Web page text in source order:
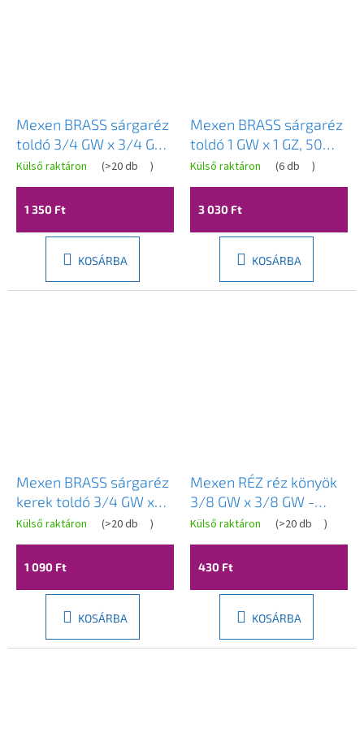
Mexen BRASS sárgaréz
toldó 3/4 GW x 3/4 GZ,
40 mm - W97415-
3434-40
Külső raktáron (>20 db )
1 350 Ft
KOSÁRBA
Mexen BRASS sárgaréz
toldó 1 GW x 1 GZ, 50
mm - W97415-1010-50
Külső raktáron (6 db )
3 030 Ft
KOSÁRBA
Mexen BRASS sárgaréz
kerek toldó 3/4 GW x
3/4 GZ, 30 mm -
W97415-3434-30
Külső raktáron (>20 db )
1 090 Ft
KOSÁRBA
Mexen RÉZ réz könyök
3/8 GW x 3/8 GW -
W97402-3838
Külső raktáron (>20 db )
430 Ft
KOSÁRBA